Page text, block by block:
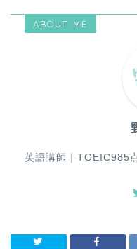
ABOUT ME
英語講師｜TOEIC985